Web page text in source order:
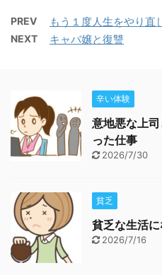
PREV もう１度人生をやり直
NEXT キャバ嬢と復讐
辛い体験
意地悪な上
った仕事
2026/7/30
貧乏
貧乏な生活に
2026/7/16